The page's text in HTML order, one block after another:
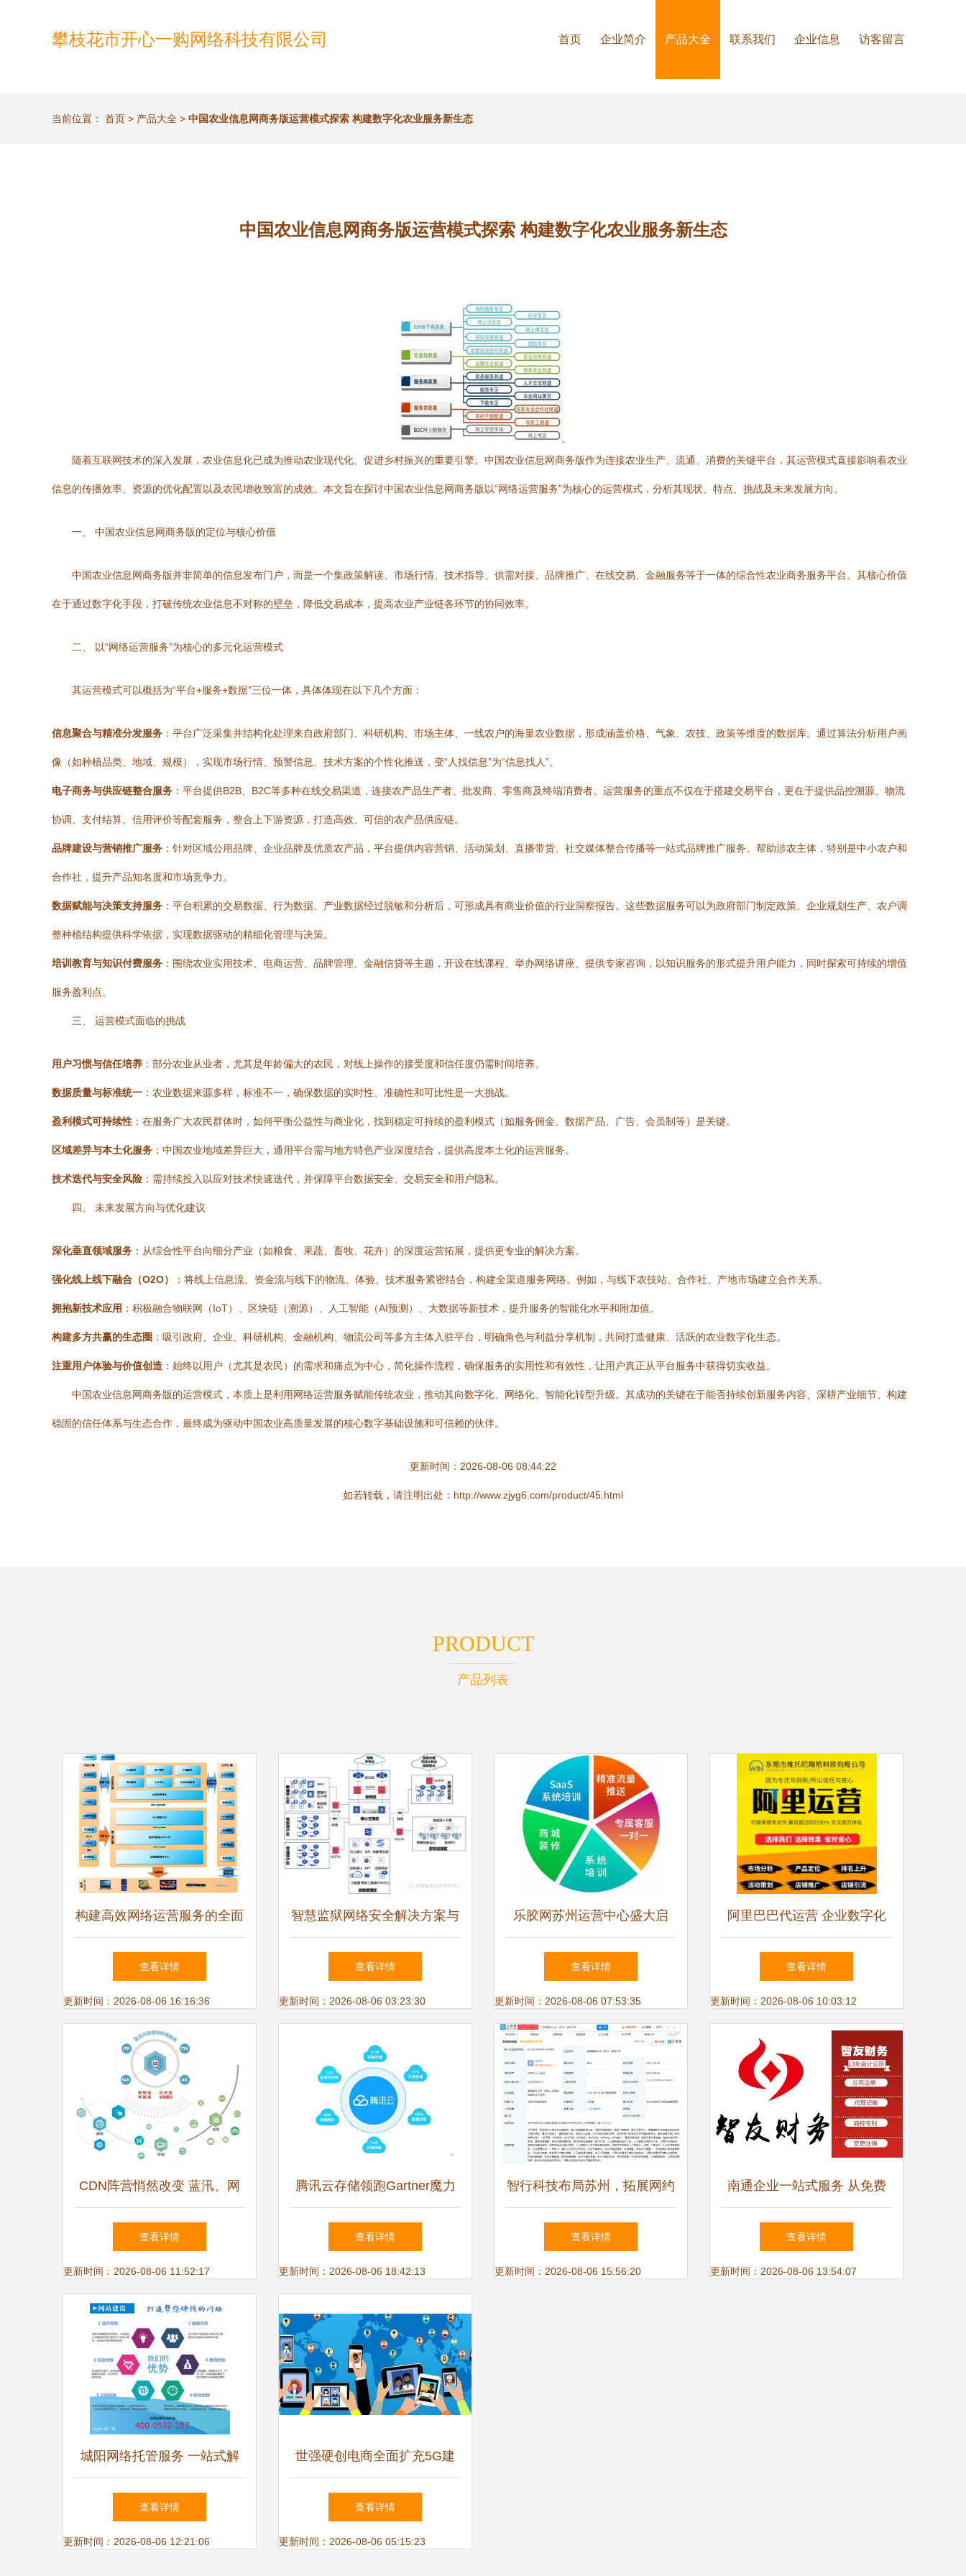
攀枝花市开心一购网络科技有限公司 首页 企业简介 产品大全 联系我们 企业信息 访客留言
当前位置： 首页 > 产品大全 > 中国农业信息网商务版运营模式探索 构建数字化农业服务新生态
中国农业信息网商务版运营模式探索 构建数字化农业服务新生态
随着互联网技术的深入发展，农业信息化已成为推动农业现代化、促进乡村振兴的重要引擎。中国农业信息网商务版作为连接农业生产、流通、消费的关键平台，其运营模式直接影响着农业
信息的传播效率、资源的优化配置以及农民增收致富的成效。本文旨在探讨中国农业信息网商务版以“网络运营服务”为核心的运营模式，分析其现状、特点、挑战及未来发展方向。
一、 中国农业信息网商务版的定位与核心价值
中国农业信息网商务版并非简单的信息发布门户，而是一个集政策解读、市场行情、技术指导、供需对接、品牌推广、在线交易、金融服务等于一体的综合性农业商务服务平台。其核心价值
在于通过数字化手段，打破传统农业信息不对称的壁垒，降低交易成本，提高农业产业链各环节的协同效率。
二、 以“网络运营服务”为核心的多元化运营模式
其运营模式可以概括为“平台+服务+数据”三位一体，具体体现在以下几个方面：
信息聚合与精准分发服务 ：平台广泛采集并结构化处理来自政府部门、科研机构、市场主体、一线农户的海量农业数据，形成涵盖价格、气象、农技、政策等维度的数据库。通过算法分析用户画
像（如种植品类、地域、规模），实现市场行情、预警信息、技术方案的个性化推送，变“人找信息”为“信息找人”。
电子商务与供应链整合服务 ：平台提供B2B、B2C等多种在线交易渠道，连接农产品生产者、批发商、零售商及终端消费者。运营服务的重点不仅在于搭建交易平台，更在于提供品控溯源、物流
协调、支付结算、信用评价等配套服务，整合上下游资源，打造高效、可信的农产品供应链。
品牌建设与营销推广服务 ：针对区域公用品牌、企业品牌及优质农产品，平台提供内容营销、活动策划、直播带货、社交媒体整合传播等一站式品牌推广服务。帮助涉农主体，特别是中小农户和
合作社，提升产品知名度和市场竞争力。
数据赋能与决策支持服务 ：平台积累的交易数据、行为数据、产业数据经过脱敏和分析后，可形成具有商业价值的行业洞察报告。这些数据服务可以为政府部门制定政策、企业规划生产、农户调
整种植结构提供科学依据，实现数据驱动的精细化管理与决策。
培训教育与知识付费服务 ：围绕农业实用技术、电商运营、品牌管理、金融信贷等主题，开设在线课程、举办网络讲座、提供专家咨询，以知识服务的形式提升用户能力，同时探索可持续的增值
服务盈利点。
三、 运营模式面临的挑战
用户习惯与信任培养 ：部分农业从业者，尤其是年龄偏大的农民，对线上操作的接受度和信任度仍需时间培养。
数据质量与标准统一 ：农业数据来源多样，标准不一，确保数据的实时性、准确性和可比性是一大挑战。
盈利模式可持续性 ：在服务广大农民群体时，如何平衡公益性与商业化，找到稳定可持续的盈利模式（如服务佣金、数据产品、广告、会员制等）是关键。
区域差异与本土化服务 ：中国农业地域差异巨大，通用平台需与地方特色产业深度结合，提供高度本土化的运营服务。
技术迭代与安全风险 ：需持续投入以应对技术快速迭代，并保障平台数据安全、交易安全和用户隐私。
四、 未来发展方向与优化建议
深化垂直领域服务 ：从综合性平台向细分产业（如粮食、果蔬、畜牧、花卉）的深度运营拓展，提供更专业的解决方案。
强化线上线下融合（O2O） ：将线上信息流、资金流与线下的物流、体验、技术服务紧密结合，构建全渠道服务网络。例如，与线下农技站、合作社、产地市场建立合作关系。
拥抱新技术应用 ：积极融合物联网（IoT）、区块链（溯源）、人工智能（AI预测）、大数据等新技术，提升服务的智能化水平和附加值。
构建多方共赢的生态圈 ：吸引政府、企业、科研机构、金融机构、物流公司等多方主体入驻平台，明确角色与利益分享机制，共同打造健康、活跃的农业数字化生态。
注重用户体验与价值创造 ：始终以用户（尤其是农民）的需求和痛点为中心，简化操作流程，确保服务的实用性和有效性，让用户真正从平台服务中获得切实收益。
中国农业信息网商务版的运营模式，本质上是利用网络运营服务赋能传统农业，推动其向数字化、网络化、智能化转型升级。其成功的关键在于能否持续创新服务内容、深耕产业细节、构建
稳固的信任体系与生态合作，最终成为驱动中国农业高质量发展的核心数字基础设施和可信赖的伙伴。
更新时间：2026-08-06 08:44:22
如若转载，请注明出处：http://www.zjyg6.com/product/45.html
PRODUCT
产品列表
构建高效网络运营服务的全面
解决方案
查看详情
更新时间：2026-08-06 16:16:36
智慧监狱网络安全解决方案与
网络运营服务 构建数字时代
的平安防线
查看详情
更新时间：2026-08-06 03:23:30
乐胶网苏州运营中心盛大启
动，开启网络运营服务新篇章
查看详情
更新时间：2026-08-06 07:53:35
阿里巴巴代运营 企业数字化
转型的专业赋能伙伴
查看详情
更新时间：2026-08-06 10:03:12
CDN阵营悄然改变 蓝汛、网
宿等传统巨头走向末路？
查看详情
更新时间：2026-08-06 11:52:17
腾讯云存储领跑Gartner魔力
象限，以智能云生态赋能政企
网络运营服务
查看详情
更新时间：2026-08-06 18:42:13
智行科技布局苏州，拓展网约
车及网络运营服务新赛道
查看详情
更新时间：2026-08-06 15:56:20
南通企业一站式服务 从免费
注册到专业运营的智慧之选
查看详情
更新时间：2026-08-06 13:54:07
城阳网络托管服务 一站式解
决网店与网站运营难题
查看详情
更新时间：2026-08-06 12:21:06
世强硬创电商全面扩充5G建
设所需器件种类，赋能网络运
营服务新生态
查看详情
更新时间：2026-08-06 05:15:23